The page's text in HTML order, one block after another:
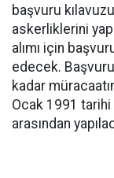
başvuru
askerliklerini
alımı için
edecek.
kadar
Ocak 1991
arasından